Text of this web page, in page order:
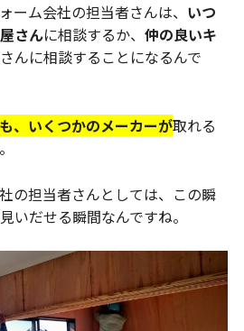
ーム会社の担当者さんは、 いつ
さんに相談するか、 仲の良いキ
んに相談することになるんで
、いくつかのメーカーが取れる
の担当者さんとしては、この瞬
いだせる瞬間なんですね。